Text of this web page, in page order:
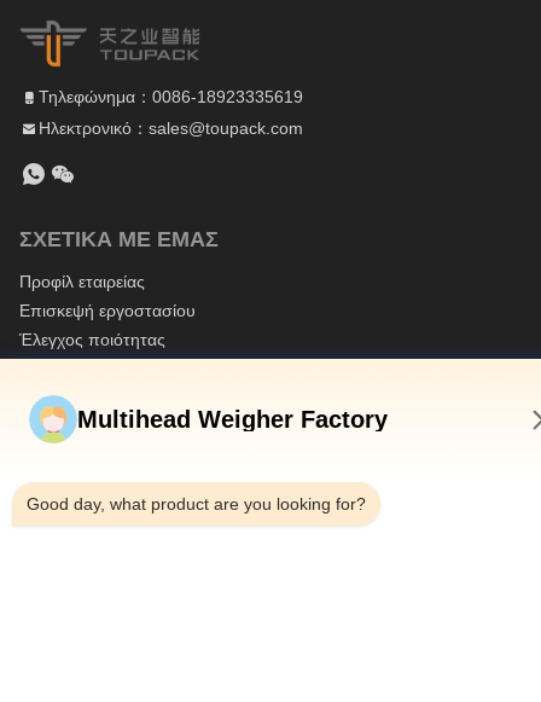
Τηλεφώνημα：0086-18923335619
Ηλεκτρονικό：sales@toupack.com
ΣΧΕΤΙΚΆ ΜΕ ΕΜΆΣ
Προφίλ εταιρείας
Επισκεψή εργοστασίου
Έλεγχος ποιότητας
EQUIPMENT CO., LTD Όλα τα δικαιώματα διατηρούνται.
Multihead Weigher Factory
Good day, what product are you looking for?